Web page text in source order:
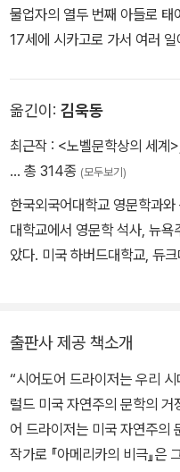
물업자의 열두 번째 아들로
17세에 시카고로 가서 여러
하며 문학적 소양을 키웠다.
전념하면서 첫 작품인 『시스
선보였으나 가난한 여자가 운
한때는 자살을 생각할 정도로
지 편집자로 성공한 시어도어
nnie Gerhardt)』를 비롯해
터 산업 사회에서 꿈틀거리는
경부터 필생의 대작인 『아
을 집필하기 시작해 1925년
독에 의해 1951년에 <젊은
제목으로 영화화되어 대성공
옮긴이: 김욱동
최근작 : <노벨문학상의 세계>
… 총 314종 (모두보기)
한국외국어대학교 영문학과
대학교에서 영문학 석사, 뉴
았다. 미국 하버드대학교, 듀
노의 문학》 《비평의 변증법》
《앵무새 죽이기》 《호밀밭의
다》 《이선 프롬》 《아메리카
지 나는 아네》 등 다수가 있
했다.
출판사 제공 책소개
“시어도어 드라이저는 우리
럴드 미국 자연주의 문학의 거장 시어도어 드라이저의 대표작 시어도
어 드라이저는 미국 자연주의
작가로 『아메리카의 비극』은